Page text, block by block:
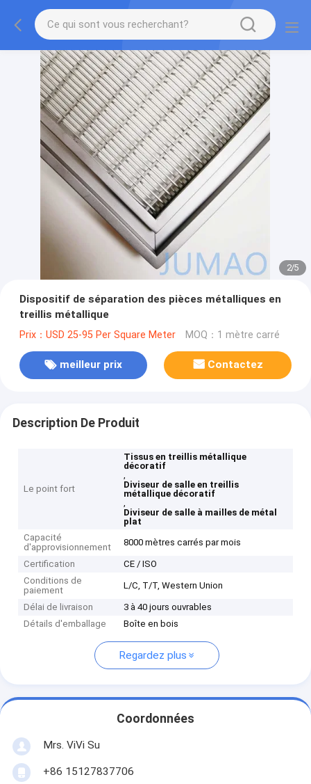
2/5
Dispositif de séparation des pièces métalliques en
treillis métallique
Prix：USD 25-95 Per Square Meter MOQ：1 mètre carré
meilleur prix Contactez
Description De Produit
Le point fort
Tissus en treillis métallique
décoratif
,
Diviseur de salle en treillis
métallique décoratif
,
Diviseur de salle à mailles de métal
plat
Capacité
d'approvisionnement
8000 mètres carrés par mois
Certification
CE / ISO
Conditions de
paiement
L/C, T/T, Western Union
Délai de livraison
3 à 40 jours ouvrables
Détails d'emballage
Boîte en bois
Regardez plus
Coordonnées
Mrs. ViVi Su
+86 15127837706